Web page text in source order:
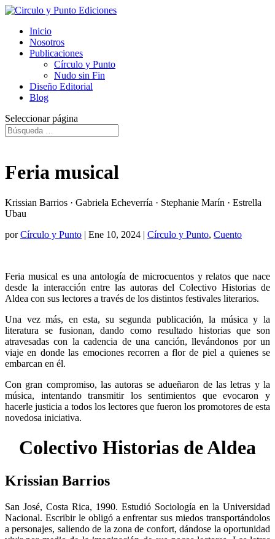
Inicio
Nosotros
Publicaciones
Círculo y Punto
Nudo sin Fin
Diseño Editorial
Blog
Seleccionar página
Feria musical
Krissian Barrios · Gabriela Echeverría · Stephanie Marín · Estrella
Ubau
porCírculo y Punto | Ene 10, 2024 | Círculo y Punto, Cuento
Feria musical es una antología de microcuentos y relatos que nace
desde la interacción entre las autoras del Colectivo Historias de
Aldea con sus lectores a través de los distintos festivales literarios.
Una vez más, en esta, su segunda publicación, la música y la
literatura se fusionan, dando como resultado historias que son
atravesadas con la cadencia de una canción, llevándonos por un
viaje en donde las emociones recorren a flor de piel a quienes se
embarcan en él.
Con gran compromiso, las autoras se adueñaron de las letras y la
música, intentando transmitir los sentimientos que evocaron y
hacerle justicia a todos los lectores que fueron los promotores de esta
novedosa iniciativa.
Colectivo Historias de Aldea
Krissian Barrios
San José, Costa Rica, 1990. Estudió Sociología en la Universidad
Nacional. Escribir le obligó a enfrentar sus miedos transportándolos
a personajes, saliendo de la zona de confort, dándose la oportunidad